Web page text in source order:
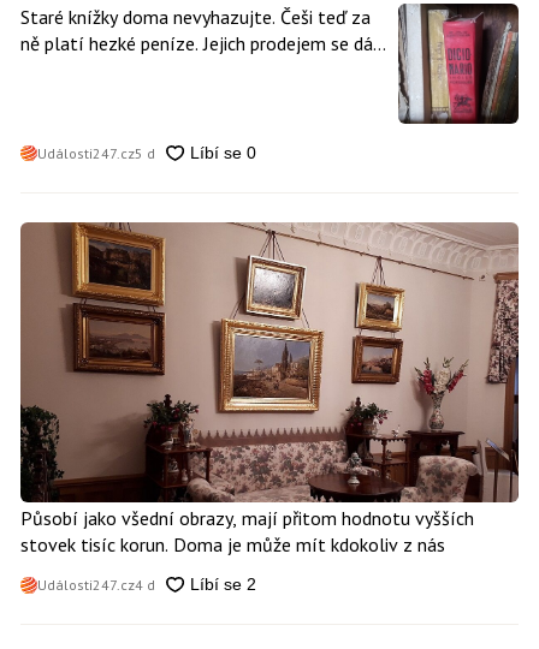
Staré knížky doma nevyhazujte. Češi teď za
ně platí hezké peníze. Jejich prodejem se dá
Události247.cz5 d
Působí jako všední obrazy, mají přitom hodnotu vyšších
stovek tisíc korun. Doma je může mít kdokoliv z nás
Události247.cz4 d